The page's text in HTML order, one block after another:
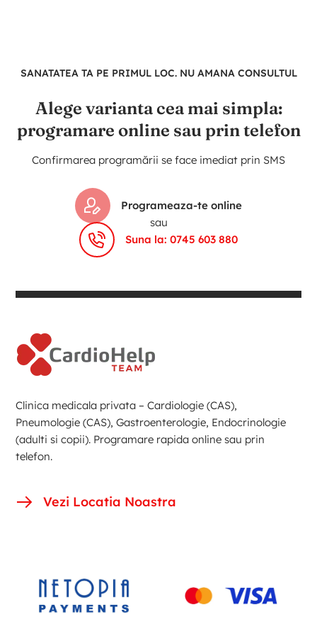
SANATATEA TA PE PRIMUL LOC. NU AMANA CONSULTUL
Alege varianta cea mai simpla:
programare online sau prin telefon
Confirmarea programării se face imediat prin SMS
Programeaza-te online
sau
Suna la: 0745 603 880
Clinica medicala privata – Cardiologie (CAS),
Pneumologie (CAS), Gastroenterologie, Endocrinologie
(adulti si copii). Programare rapida online sau prin
telefon.
Vezi Locatia Noastra